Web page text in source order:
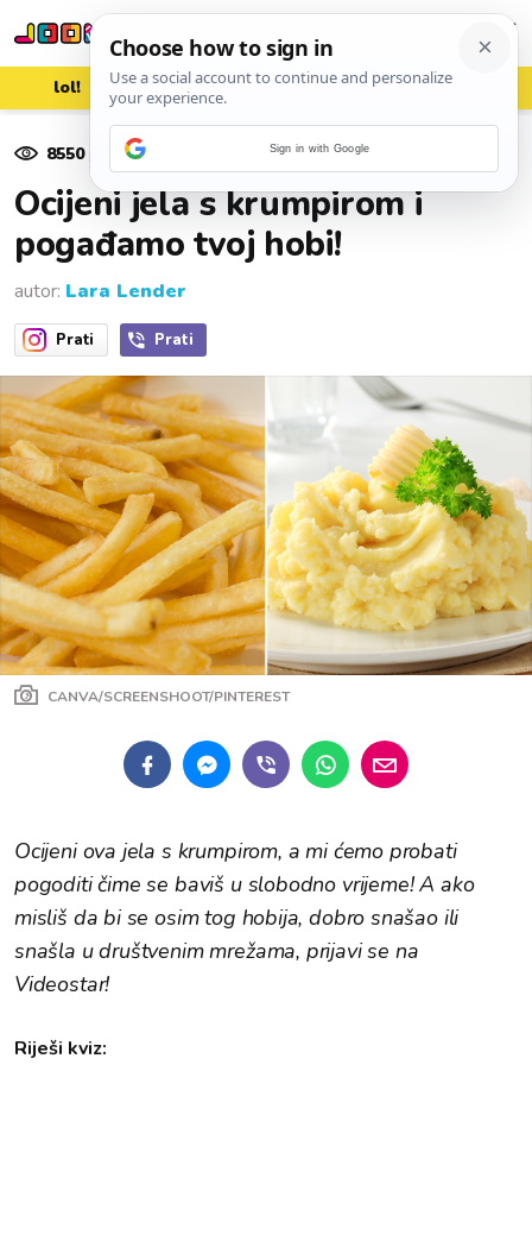
lol! aww vrh! woot?!
8550pregleda
Ocijeni jela s krumpirom i
pogađamo tvoj hobi!
autor: Lara Lender
Prati Prati
CANVA/SCREENSHOOT/PINTEREST
Ocijeni ova jela s krumpirom, a mi ćemo probati
pogoditi čime se baviš u slobodno vrijeme! A ako
misliš da bi se osim tog hobija, dobro snašao ili
snašla u društvenim mrežama, prijavi se na
Videostar!
Riješi kviz:
Sign in with Google